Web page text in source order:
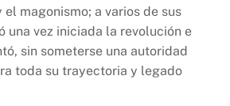
magonismo; a varios de sus
una vez iniciada la revolución e
sin someterse una autoridad
toda su trayectoria y legado